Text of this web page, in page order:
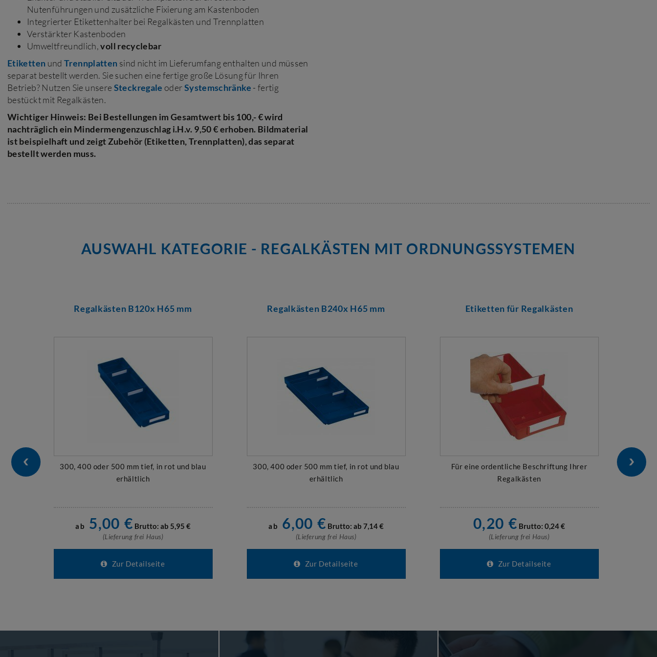
Nutenführungen und zusätzliche Fixierung am Kastenboden
Integrierter Etikettenhalter bei Regalkästen und Trennplatten
Verstärkter Kastenboden
Umweltfreundlich,voll recyclebar
Etiketten undTrennplatten sind nicht im Lieferumfang enthalten und müssen
separat bestellt werden. Sie suchen eine fertige große Lösung für Ihren
Betrieb? Nutzen Sie unsereSteckregale oderSystemschränke - fertig
bestückt mit Regalkästen.
Wichtiger Hinweis: Bei Bestellungen im Gesamtwert bis 100,- € wird
nachträglich ein Mindermengenzuschlag i.H.v. 9,50 € erhoben. Bildmaterial
ist beispielhaft und zeigt Zubehör (Etiketten, Trennplatten), das separat
bestellt werden muss.
AUSWAHL KATEGORIE - REGALKÄSTEN MIT ORDNUNGSSYSTEMEN
Regalkästen B120x H65 mm
300, 400 oder 500 mm tief, in rot und blau
erhältlich
ab 5,00 € Brutto: ab 5,95 €
(Lieferung frei Haus)
Zur Detailseite
Regalkästen B240x H65 mm
300, 400 oder 500 mm tief, in rot und blau
erhältlich
ab 6,00 € Brutto: ab 7,14€
(Lieferung frei Haus)
Zur Detailseite
Etiketten für Regalkästen
Für eine ordentliche Beschriftung Ihrer
Regalkästen
0,20 € Brutto: 0,24€
(Lieferung frei Haus)
Zur Detailseite
Für